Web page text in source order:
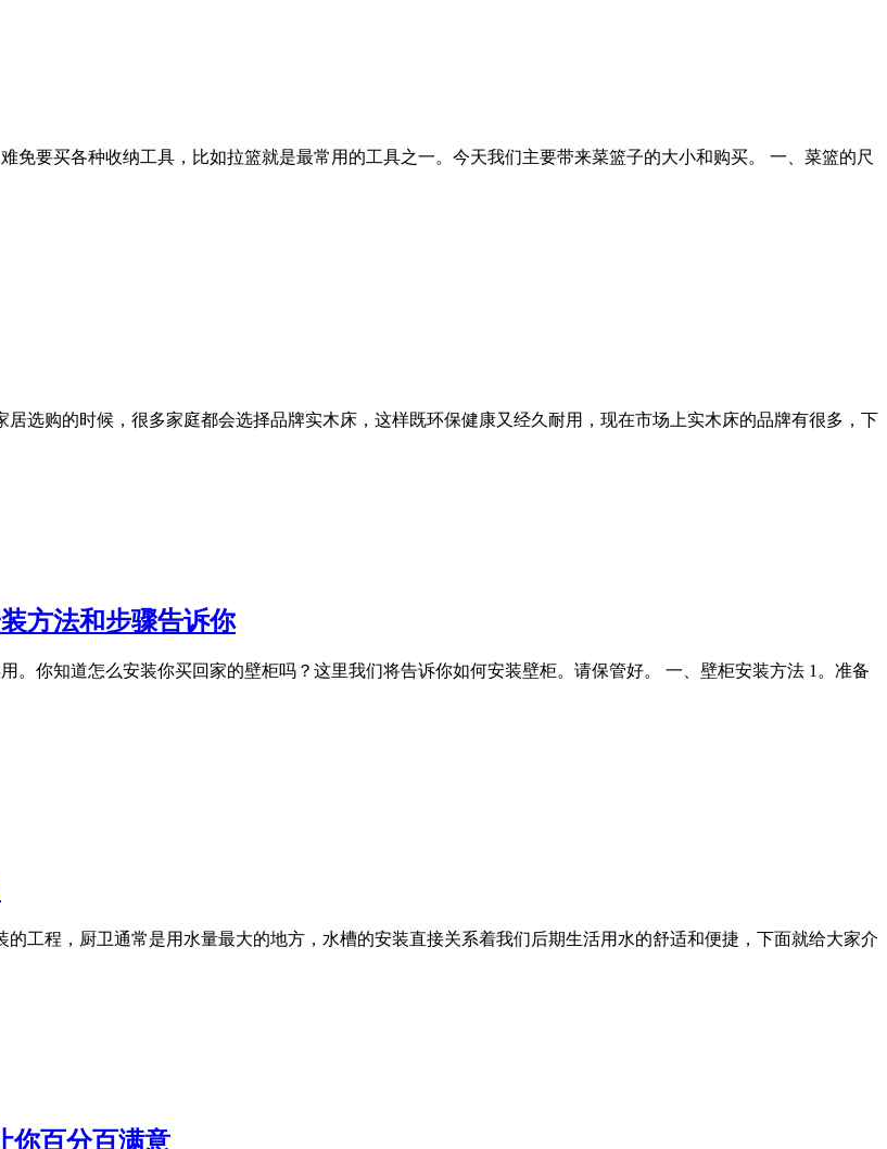
免要买各种收纳工具，比如拉篮就是最常用的工具之一。今天我们主要带来菜篮子的大小和购买。 一、菜篮的尺
选购的时候，很多家庭都会选择品牌实木床，这样既环保健康又经久耐用，现在市场上实木床的品牌有很多，下
方法和步骤告诉你
。你知道怎么安装你买回家的壁柜吗？这里我们将告诉你如何安装壁柜。请保管好。 一、壁柜安装方法 1。准备
工程，厨卫通常是用水量最大的地方，水槽的安装直接关系着我们后期生活用水的舒适和便捷，下面就给大家介
你百分百满意